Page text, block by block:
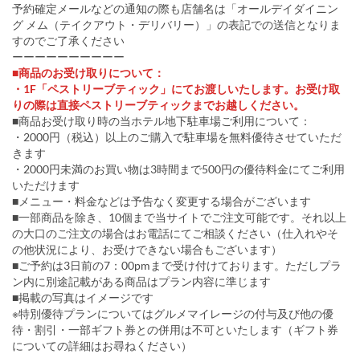
予約確定メールなどの通知の際も店舗名は「オールデイダイニン
グ メム（テイクアウト・デリバリー）」の表記での送信となりま
すのでご了承ください
ーーーーーーーーーー
■商品のお受け取りについて：
・1F「ペストリーブティック」にてお渡しいたします。お受け取
りの際は直接ペストリーブティックまでお越しください。
■商品お受け取り時の当ホテル地下駐車場ご利用について：
・2000円（税込）以上のご購入で駐車場を無料優待させていただ
きます
・2000円未満のお買い物は3時間まで500円の優待料金にてご利用
いただけます
■メニュー・料金などは予告なく変更する場合がございます
■一部商品を除き、10個まで当サイトでご注文可能です。それ以上
の大口のご注文の場合はお電話にてご相談ください（仕入れやそ
の他状況により、お受けできない場合もございます）
■ご予約は3日前の7：00pmまで受け付けております。ただしプラ
ン内に別途記載がある商品はプラン内容に準じます
■掲載の写真はイメージです
※特別優待プランについてはグルメマイレージの付与及び他の優
待・割引・一部ギフト券との併用は不可といたします（ギフト券
についての詳細はお尋ねください）